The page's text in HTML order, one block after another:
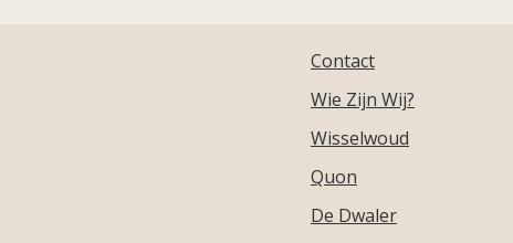
Contact
Wie Zijn Wij?
Wisselwoud
Quon
De Dwaler